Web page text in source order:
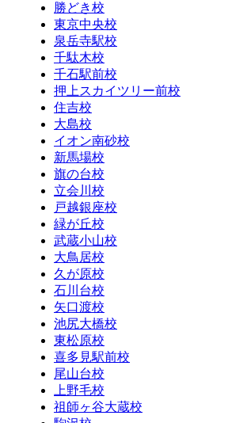
勝どき校
東京中央校
泉岳寺駅校
千駄木校
千石駅前校
押上スカイツリー前校
住吉校
大島校
イオン南砂校
新馬場校
旗の台校
立会川校
戸越銀座校
緑が丘校
武蔵小山校
大鳥居校
久が原校
石川台校
矢口渡校
池尻大橋校
東松原校
喜多見駅前校
尾山台校
上野毛校
祖師ヶ谷大蔵校